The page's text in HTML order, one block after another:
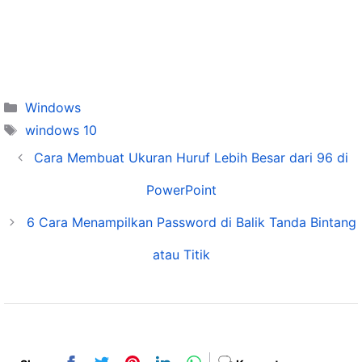
Categories
Windows
Tags
windows 10
Cara Membuat Ukuran Huruf Lebih Besar dari 96 di
PowerPoint
6 Cara Menampilkan Password di Balik Tanda Bintang
atau Titik